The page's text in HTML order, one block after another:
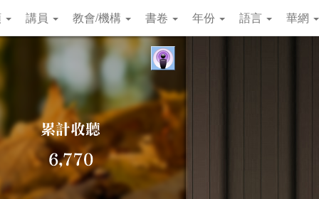
講員 教會/機構 書卷 年份 語言 華網